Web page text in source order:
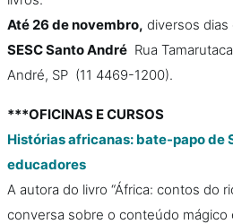
Até 26 de novembro, diversos dias
SESC Santo André Rua
André, SP (11 4469-1200).
***OFICINAS E CURSOS
Histórias africanas: bate-papo de
educadores
A autora do livro “África: contos do
conversa sobre o conteúdo mágico